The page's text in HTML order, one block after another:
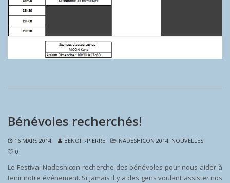
Bénévoles recherchés!
16 MARS 2014 BENOIT-PIERRE NADESHICON 2014, NOUVELLES
0
Le Festival Nadeshicon recherche des bénévoles pour nous aider à
tenir notre événement. Si jamais il y a des gens voulant assister nos